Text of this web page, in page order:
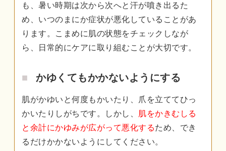
も、暑い時期は次から次へと汗が噴き出るた
め、いつのまにか症状が悪化していることがあ
ります。こまめに肌の状態をチェックしなが
ら、日常的にケアに取り組むことが大切です。
かゆくてもかかないようにする
肌がかゆいと何度もかいたり、爪を立ててひっ
かいたりしがちです。しかし、 肌をかきむしる
と余計にかゆみが広がって悪化するため、でき
るだけかかないようにしてください。